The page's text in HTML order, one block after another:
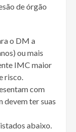
de órgão
o DM a
ou mais
IMC maior
risco.
com
ter suas
abaixo.